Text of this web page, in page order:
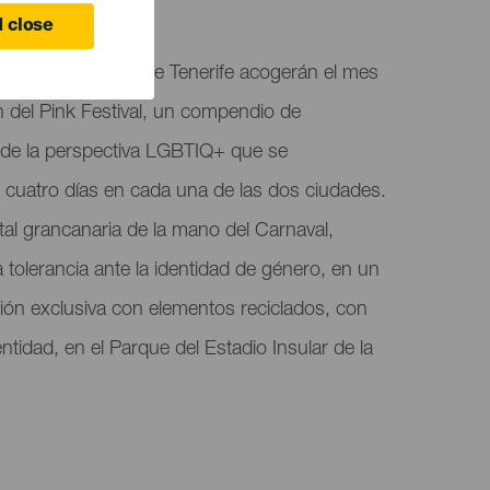
close
y Santa Cruz de Tenerife acogerán el mes
del Pink Festival, un compendio de
la perspectiva LGBTIQ+ que se
días en cada una de las dos ciudades.
grancanaria de la mano del Carnaval,
ante la identidad de género, en un
exclusiva con elementos reciclados, con
en el Parque del Estadio Insular de la